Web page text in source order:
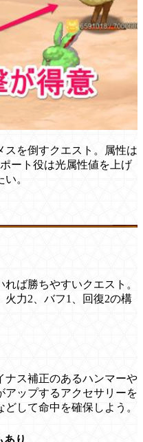
スを倒すクエスト。属性は
ート役は光属性値を上げ
。
ば勝ちやすいクエスト。
火力2、バフ1、回復2の構
ナス補正のあるハンマーや
アップするアクセサリーを
して命中を確保しよう。
あり